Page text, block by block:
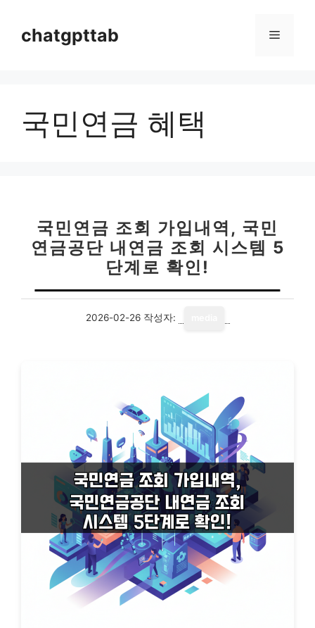
chatgpttab 메
국민연금 혜택
국민연금 조회 가입내역, 국민
연금공단 내연금 조회 시스템 5
단계로 확인!
2026-02-26 작성자: